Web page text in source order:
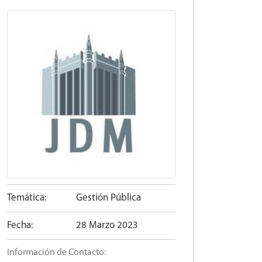
Temática: Gestión Pública
Fecha: 28 Marzo 2023
Información de Contacto: